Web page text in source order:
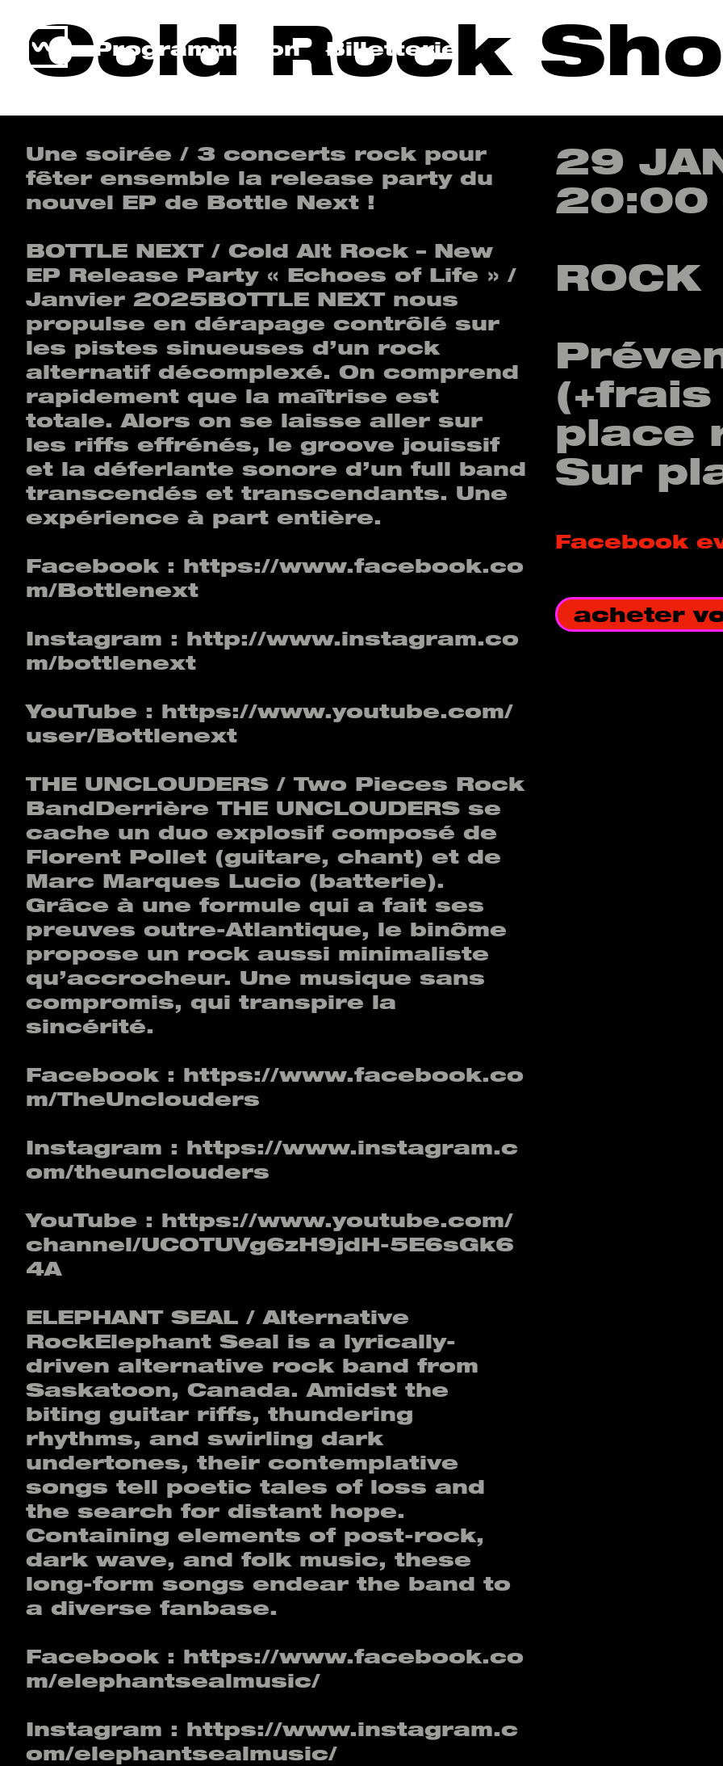
Programmation Billetterie
Cold Rock
Une soirée / 3 concerts rock pour
fêter ensemble la release party du
nouvel EP de Bottle Next !
BOTTLE NEXT / Cold Alt Rock – New
EP Release Party « Echoes of Life » /
Janvier 2025BOTTLE NEXT nous
propulse en dérapage contrôlé sur
les pistes sinueuses d’un rock
alternatif décomplexé. On comprend
rapidement que la maîtrise est
totale. Alors on se laisse aller sur
les riffs effrénés, le groove jouissif
et la déferlante sonore d’un full band
transcendés et transcendants. Une
expérience à part entière.
Facebook : https://www.facebook.co
m/Bottlenext
Instagram : http://www.instagram.co
m/bottlenext
YouTube : https://www.youtube.com/
user/Bottlenext
THE UNCLOUDERS / Two Pieces Rock
BandDerrière THE UNCLOUDERS se
cache un duo explosif composé de
Florent Pollet (guitare, chant) et de
Marc Marques Lucio (batterie).
Grâce à une formule qui a fait ses
preuves outre-Atlantique, le binôme
propose un rock aussi minimaliste
qu’accrocheur. Une musique sans
compromis, qui transpire la
sincérité.
Facebook : https://www.facebook.co
m/TheUnclouders
Instagram : https://www.instagram.c
om/theunclouders
YouTube : https://www.youtube.com/
channel/UCOTUVg6zH9jdH-5E6sGk6
4A
ELEPHANT SEAL / Alternative
RockElephant Seal is a lyrically-
driven alternative rock band from
Saskatoon, Canada. Amidst the
biting guitar riffs, thundering
rhythms, and swirling dark
undertones, their contemplative
songs tell poetic tales of loss and
the search for distant hope.
Containing elements of post-rock,
dark wave, and folk music, these
long-form songs endear the band to
a diverse fanbase.
Facebook : https://www.facebook.co
m/elephantsealmusic/
Instagram : https://www.instagram.c
om/elephantsealmusic/
29
20:00
ROCK
place
Sur
Facebook
acheter